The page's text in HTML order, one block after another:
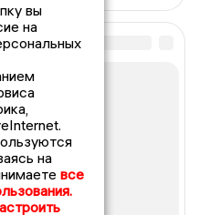
вы
на
на
все